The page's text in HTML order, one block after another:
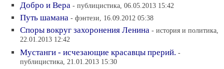
Добро и Вера - публицистика, 06.05.2013 15:42
Путь шамана - фэнтези, 16.09.2012 05:38
Споры вокруг захоронения Ленина - история и политика,
22.01.2013 12:42
Мустанги - исчезающие красавцы прерий. -
публицистика, 21.01.2013 15:30